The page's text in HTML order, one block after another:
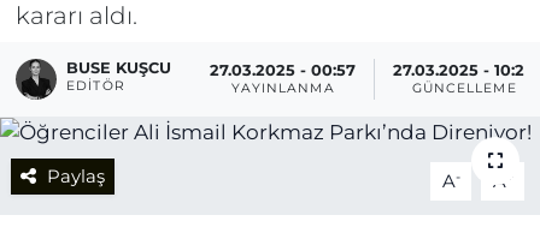
kararı aldı.
BUSE KUŞCU
EDITÖR
27.03.2025 - 00:57
YAYINLANMA
27.03.2025 - 10:20
GÜNCELLEME
Paylaş A- A +